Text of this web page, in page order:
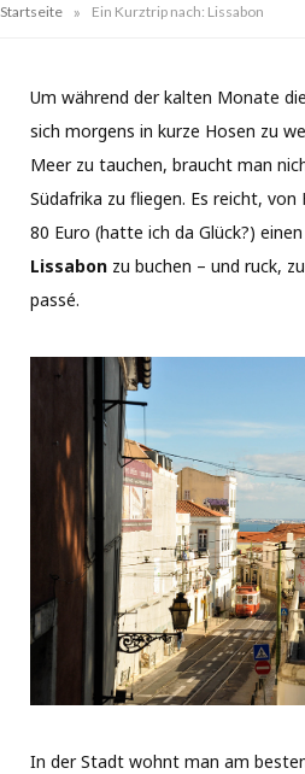
Startseite » Ein Kurztrip nach: Lissabon
Um während der kalten Monate
sich morgens in kurze Hosen zu
Meer zu tauchen, braucht man
Südafrika zu fliegen. Es reicht,
80 Euro (hatte ich da Glück?)
Lissabon zu buchen – und ruck,
passé.
In der Stadt wohnt man am